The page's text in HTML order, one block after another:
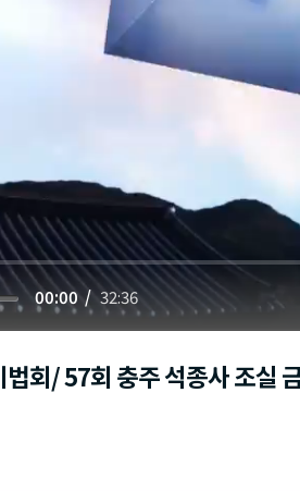
00:00 32:36
회/ 57회 충주 석종사 조실